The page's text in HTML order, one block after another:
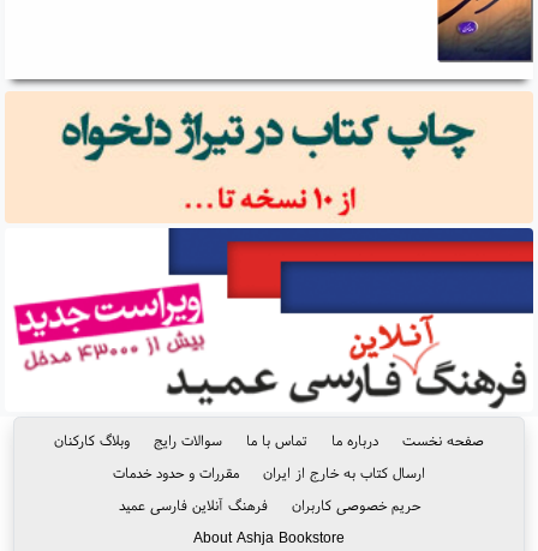
صفحه نخست درباره ما تماس با ما سوالات رایج
وبلاگ کارکنان
ارسال کتاب به خارج از ایران
مقررات و حدود خدمات
حریم خصوصی کاربران
فرهنگ آنلاین فارسی عمید
About Ashja Bookstore